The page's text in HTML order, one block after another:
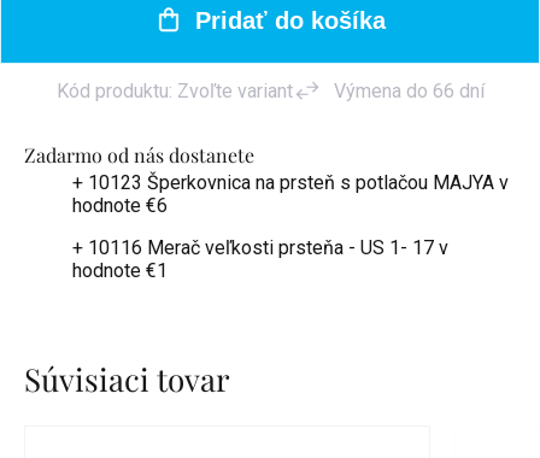
Zadarmo od nás dostanete
+ 10123 Šperkovnica na prsteň s potlačou MAJYA v
hodnote €6
+ 10116 Merač veľkosti prsteňa - US 1- 17 v
hodnote €1
Pridať do košíka
Kód produktu: Zvoľte variant Výmena do 66 dní
Súvisiaci tovar